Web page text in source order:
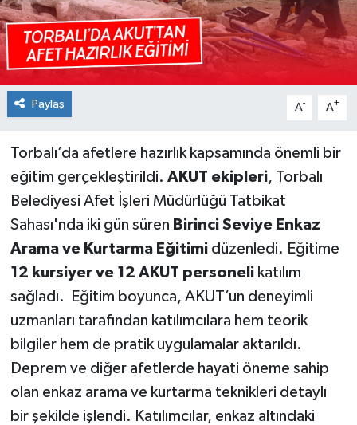
Paylaş A- A+
Torbalı’da afetlere hazırlık kapsamında önemli bir
eğitim gerçekleştirildi. AKUT ekipleri, Torbalı
Belediyesi Afet İşleri Müdürlüğü Tatbikat
Sahası'nda iki gün süren Birinci Seviye Enkaz
Arama ve Kurtarma Eğitimidüzenledi. Eğitime
12 kursiyer ve 12 AKUT personelikatılım
sağladı. Eğitim boyunca, AKUT’un deneyimli
uzmanları tarafından katılımcılara hem teorik
bilgiler hem de pratik uygulamalar aktarıldı.
Deprem ve diğer afetlerde hayati öneme sahip
olan enkaz arama ve kurtarma teknikleri detaylı
bir şekilde işlendi. Katılımcılar, enkaz altındaki